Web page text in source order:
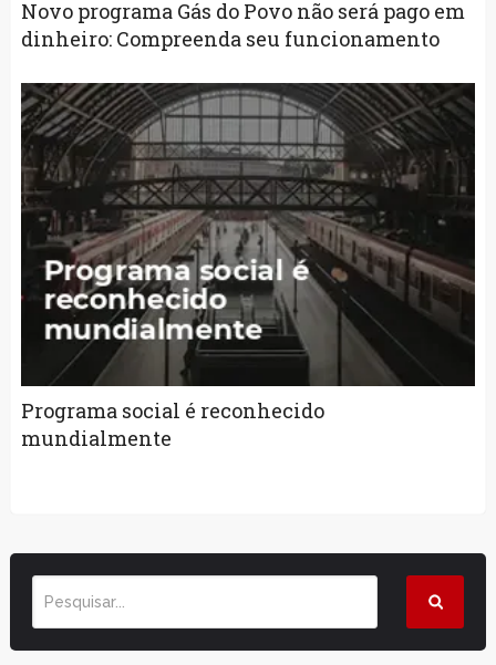
Novo programa Gás do Povo não será pago em
dinheiro: Compreenda seu funcionamento
Programa social é reconhecido
mundialmente